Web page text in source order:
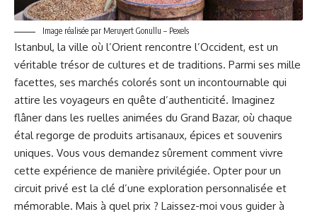
Image réalisée par Meruyert Gonullu – Pexels
Istanbul, la ville où l’Orient rencontre l’Occident, est un
véritable trésor de cultures et de traditions. Parmi ses mille
facettes, ses marchés colorés sont un incontournable qui
attire les voyageurs en quête d’authenticité. Imaginez
flâner dans les ruelles animées du Grand Bazar, où chaque
étal regorge de produits artisanaux, épices et souvenirs
uniques. Vous vous demandez sûrement comment vivre
cette expérience de manière privilégiée. Opter pour un
circuit privé est la clé d’une exploration personnalisée et
mémorable. Mais à quel prix ? Laissez-moi vous guider à